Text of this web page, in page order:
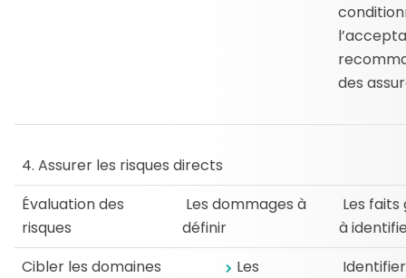
des
4. Assurer les risques directs
Évaluation des
risques
Les dommages à
définir
Les
à
Cibler les domaines
Les